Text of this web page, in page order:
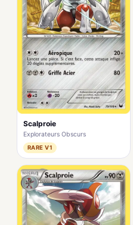
Scalproie
Explorateurs Obscurs
RARE V1